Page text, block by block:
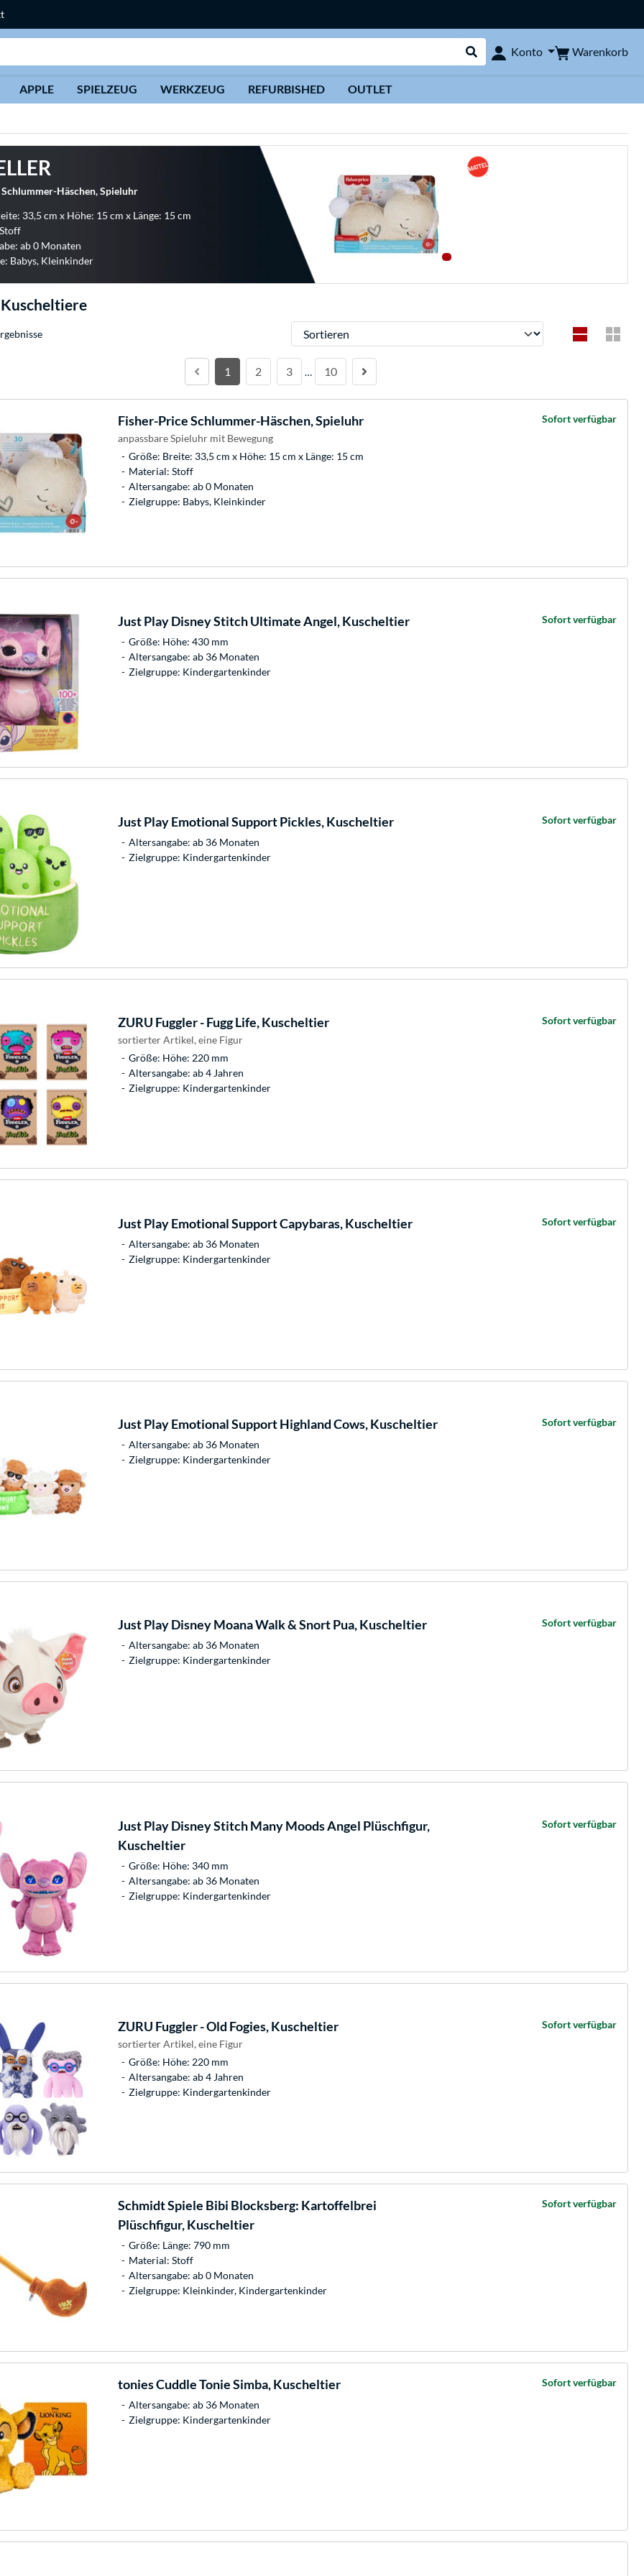
Suche durchführen
Konto Warenkorb
APPLE SPIELZEUG WERKZEUG REFURBISHED OUTLET
Häschen, Spieluhr
33,5 cm x Höhe: 15 cm x Länge: 15 cm
ab 0 Monaten
Babys, Kleinkinder
Sortieren
1 2 3 … 10
Fisher-PriceSchlummer-Häschen, Spieluhr
anpassbare Spieluhr mit Bewegung
Größe: Breite: 33,5 cm x Höhe: 15 cm x Länge: 15 cm
Material: Stoff
Altersangabe: ab 0 Monaten
Zielgruppe: Babys, Kleinkinder
Sofort verfügbar
Just PlayDisney Stitch Ultimate Angel, Kuscheltier
Größe: Höhe: 430 mm
Altersangabe: ab 36 Monaten
Zielgruppe: Kindergartenkinder
Sofort verfügbar
Just PlayEmotional Support Pickles, Kuscheltier
Altersangabe: ab 36 Monaten
Zielgruppe: Kindergartenkinder
Sofort verfügbar
ZURU Fuggler - Fugg Life, Kuscheltier
sortierter Artikel, eine Figur
Größe: Höhe: 220 mm
Altersangabe: ab 4 Jahren
Zielgruppe: Kindergartenkinder
Sofort verfügbar
Just PlayEmotional Support Capybaras, Kuscheltier
Altersangabe: ab 36 Monaten
Zielgruppe: Kindergartenkinder
Sofort verfügbar
Just PlayEmotional Support Highland Cows, Kuscheltier
Altersangabe: ab 36 Monaten
Zielgruppe: Kindergartenkinder
Sofort verfügbar
Just PlayDisney Moana Walk & Snort Pua, Kuscheltier
Altersangabe: ab 36 Monaten
Zielgruppe: Kindergartenkinder
Sofort verfügbar
Just PlayDisney Stitch Many Moods Angel Plüschfigur,
Kuscheltier
Größe: Höhe: 340 mm
Altersangabe: ab 36 Monaten
Zielgruppe: Kindergartenkinder
Sofort verfügbar
ZURU Fuggler - Old Fogies, Kuscheltier
sortierter Artikel, eine Figur
Größe: Höhe: 220 mm
Altersangabe: ab 4 Jahren
Zielgruppe: Kindergartenkinder
Sofort verfügbar
Schmidt Spiele Bibi Blocksberg: Kartoffelbrei
Plüschfigur, Kuscheltier
Größe: Länge: 790 mm
Material: Stoff
Altersangabe: ab 0 Monaten
Zielgruppe: Kleinkinder, Kindergartenkinder
Sofort verfügbar
toniesCuddle Tonie Simba, Kuscheltier
Altersangabe: ab 36 Monaten
Zielgruppe: Kindergartenkinder
Sofort verfügbar